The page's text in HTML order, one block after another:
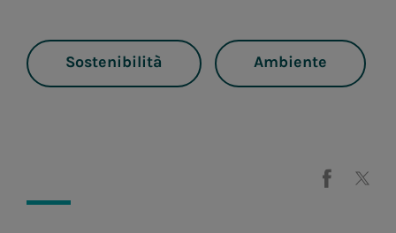
Sostenibilità Ambiente